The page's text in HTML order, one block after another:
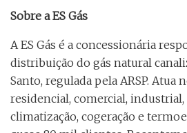
Sobre a ES Gás
A ES Gás é a concessionária
distribuição do gás natural
Santo, regulada pela ARSP. Atua
residencial, comercial,
climatização, cogeração e